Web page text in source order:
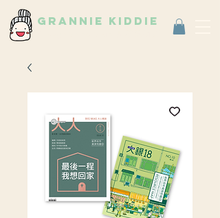
grannie kiddie